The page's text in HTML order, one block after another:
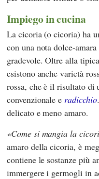
Impiego in cucina
La cicoria (o cicoria) ha
con una nota dolce-
gradevole. Oltre alla
esistono anche varietà
rossa, che è il risultato di
convenzionale e radicchio
delicato e meno amaro.
Come si mangia la
amaro della cicoria, è
contiene le sostanze più
immergere i germogli in